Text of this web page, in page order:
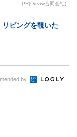
PR(Dreaw合同会社)
リビングを覗いた
by